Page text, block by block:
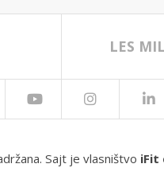
LES
Sajt je vlasništvo iFit